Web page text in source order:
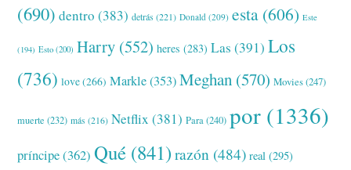
(690) dentro (383) detrás (221) Donald (209) esta (606) Este
(194) Esto (200) Harry (552) heres (283) Las (391) Los
(736) love(266) Markle(353) Meghan (570) Movies(247)
muerte (232) más (216) Netflix (381) Para(240) por (1336)
príncipe(362) Qué (841) razón (484) real (295)